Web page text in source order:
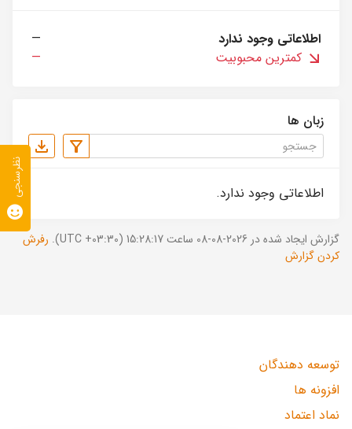
اطلاعاتی وجود ندارد
—
کمترین محبوبیت
—
زبان ها
اطلاعاتی وجود ندارد.
گزارش ایجاد شده در 2026-08-08 ساعت 15:28:17 (UTC +03:30).
رفرش
کردن گزارش
توسعه دهندگان
افزونه ها
نماد اعتماد
نظرسنجی